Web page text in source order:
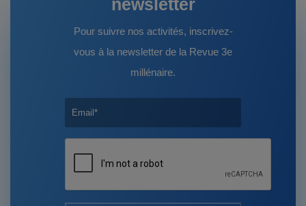
newsletter
Pour suivre nos activités, inscrivez-
vous à la newsletter de la Revue 3e
millénaire.